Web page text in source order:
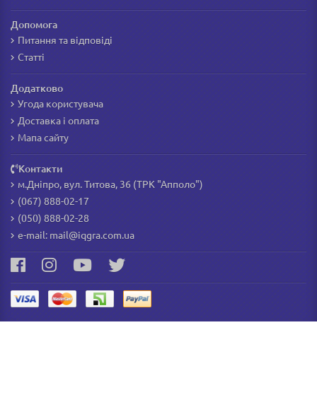
Допомога
Питання та відповіді
Статті
Додатково
Угода користувача
Доставка і оплата
Мапа сайту
Контакти
м.Дніпро, вул. Титова, 36 (ТРК "Апполо")
(067) 888-02-17
(050) 888-02-28
e-mail:mail@iqgra.com.ua